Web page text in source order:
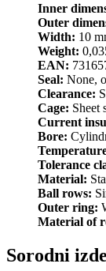
Inner
Outer
Width: 10
Weight:
EAN:
Seal: None,
Clearance:
Cage: Sheet
Current
Bore:
Tolerance
Material:
Ball rows:
Outer ring:
Material of
Sorodni